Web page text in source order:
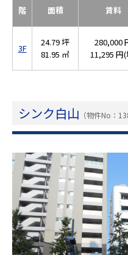
階 面積 賃料
3F
24.79 坪
81.95 ㎡
280,000
11,295 円(
シンク白山 （物件No：